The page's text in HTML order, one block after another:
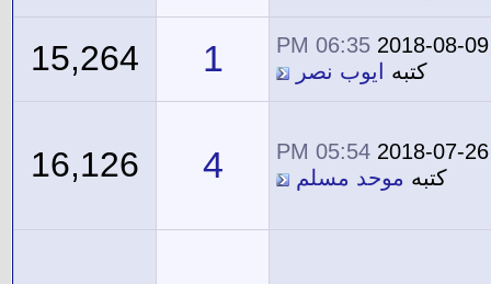
2018-08-09
06:35 PM
كتبه
ايوب نصر 1
15,264
2018-07-26
05:54 PM
كتبه موحد مسلم 4
16,126